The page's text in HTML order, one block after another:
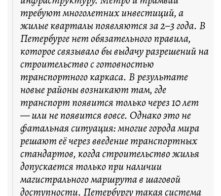
требуют многолетних инвестиций, а
жилые кварталы появляются за 2–3 года. В
Петербурге нет обязательного правила,
которое связывало бы выдачу разрешений на
строительство с готовностью
транспортного каркаса. В результате
новые районы возникают там, где
транспорт появится только через 10 лет
— или не появится вовсе. Однако это не
фатальная ситуация: многие города мира
решают её через введение транспортных
стандартов, когда строительство жилья
допускается только при наличии
магистрального маршрута в шаговой
доступности. Петербургу такая система